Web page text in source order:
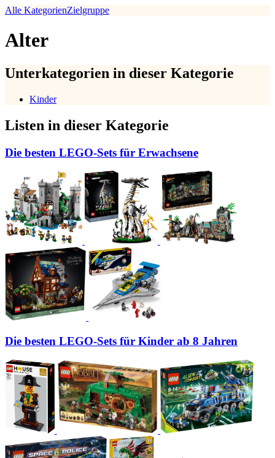
Alle KategorienZielgruppe
Alter
Unterkategorien in dieser Kategorie
Kinder
Listen in dieser Kategorie
Die besten LEGO-Sets für Erwachsene
Die besten LEGO-Sets für Kinder ab 8 Jahren